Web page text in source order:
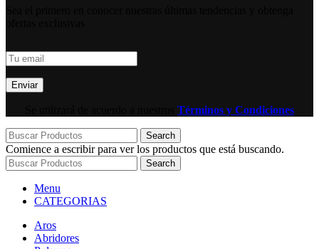
Términos y Condiciones
Search
Comience a escribir para ver los productos que está buscando.
Search
Menu
CATEGORIAS
Aros
Abridores